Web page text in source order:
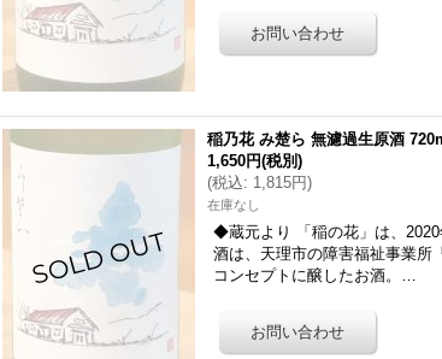
稲乃花 み楚ら 無濾過生原酒
1,650円(税別)
(税込: 1,815円)
在庫なし
◆蔵元より 「稲の花」は、
酒は、天理市の障害福祉事業所
コンセプトに醸したお酒。…